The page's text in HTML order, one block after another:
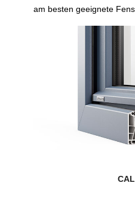
am besten geeignete